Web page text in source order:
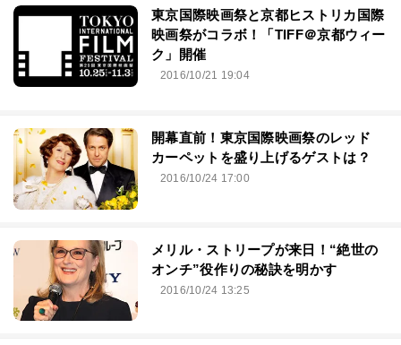
東京国際映画祭と京都ヒストリカ国際
映画祭がコラボ！「TIFF＠京都ウィー
ク」開催
2016/10/21 19:04
開幕直前！東京国際映画祭のレッド
カーペットを盛り上げるゲストは？
2016/10/24 17:00
メリル・ストリープが来日！“絶世の
オンチ”役作りの秘訣を明かす
2016/10/24 13:25